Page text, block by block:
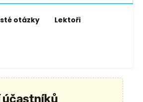
otázky Lektoři